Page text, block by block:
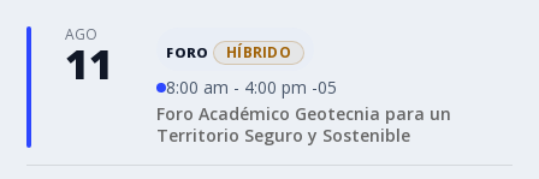
AGO
11 FORO HÍBRIDO
8:00 am - 4:00 pm -05
Foro Académico Geotecnia para un
Territorio Seguro y Sostenible